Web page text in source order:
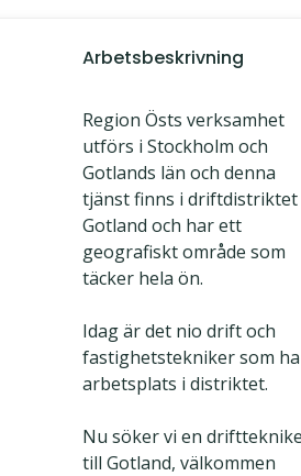
Arbetsbeskrivning
Region Östs verksamhet
utförs i Stockholm och
Gotlands län och denna
tjänst finns i driftdistriktet
Gotland och har ett
geografiskt område som
täcker hela ön.
Idag är det nio drift och
fastighetstekniker som
arbetsplats i distriktet.
Nu söker vi en
till Gotland, välkommen